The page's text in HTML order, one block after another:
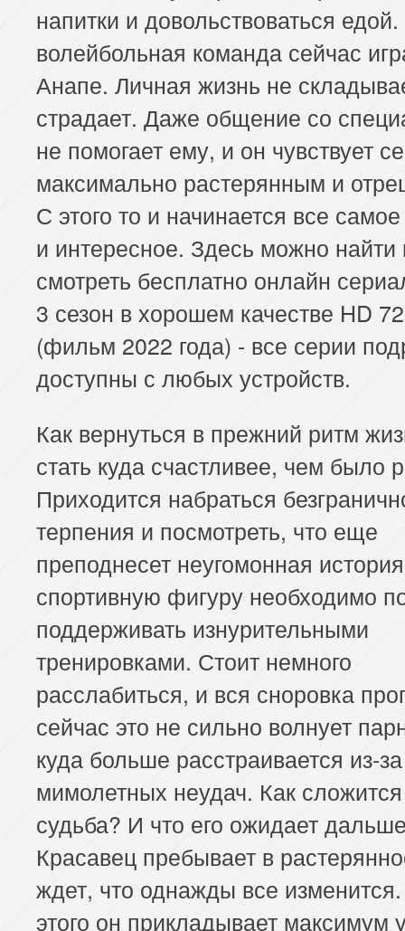
напитки и довольствоваться
волейбольная команда сейчас
Анапе. Личная жизнь не
страдает. Даже общение со
не помогает ему, и он чувствует
максимально растерянным и
С этого то и начинается все
и интересное. Здесь можно найти
смотреть бесплатно онлайн
3 сезон в хорошем качестве HD
(фильм 2022 года) - все серии
доступны с любых устройств.
Как вернуться в прежний ритм
стать куда счастливее, чем было
Приходится набраться
терпения и посмотреть, что еще
преподнесет неугомонная
спортивную фигуру необходимо
поддерживать изнурительными
тренировками. Стоит немного
расслабиться, и вся сноровка
сейчас это не сильно волнует
куда больше расстраивается из-за
мимолетных неудач. Как сложится
судьба? И что его ожидает
Красавец пребывает в
ждет, что однажды все
этого он прикладывает максимум